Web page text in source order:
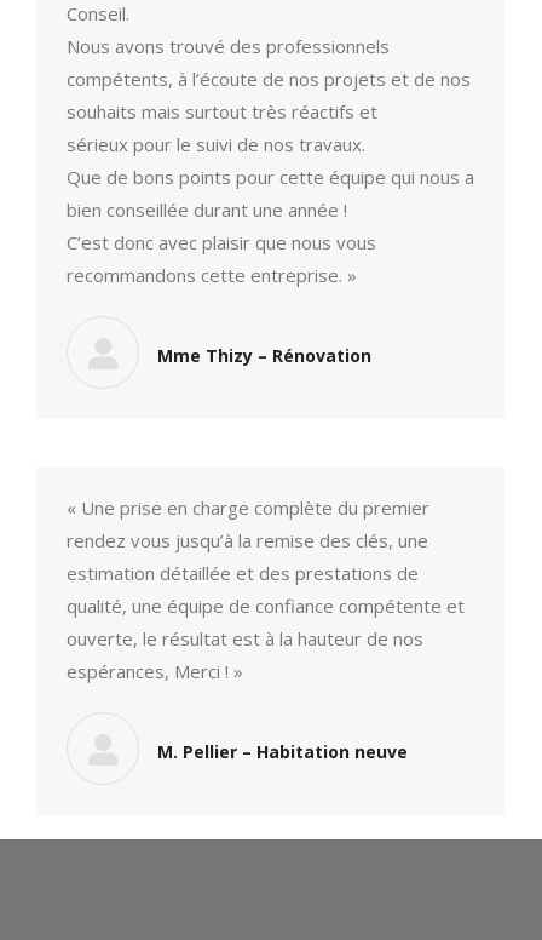
Conseil.
Nous avons trouvé des professionnels
compétents, à l’écoute de nos projets et de nos
souhaits mais surtout très réactifs et
sérieux pour le suivi de nos travaux.
Que de bons points pour cette équipe qui nous a
bien conseillée durant une année !
C’est donc avec plaisir que nous vous
recommandons cette entreprise. »
Mme Thizy – Rénovation
« Une prise en charge complète du premier
rendez vous jusqu’à la remise des clés, une
estimation détaillée et des prestations de
qualité, une équipe de confiance compétente et
ouverte, le résultat est à la hauteur de nos
espérances, Merci ! »
M. Pellier – Habitation neuve